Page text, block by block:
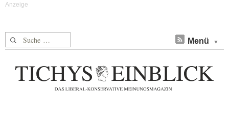
Suche nach: Menü